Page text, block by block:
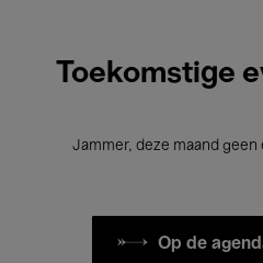
Toekomstige
Jammer, deze maand
Op de